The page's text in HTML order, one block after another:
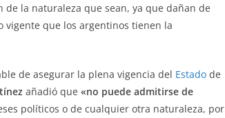
de la naturaleza que sean, ya que dañan de
vigente que los argentinos tienen la
de asegurar la plena vigencia del Estado de
añadió que «no puede admitirse de
políticos o de cualquier otra naturaleza, por